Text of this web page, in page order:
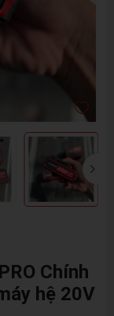
Chính
hệ 20V